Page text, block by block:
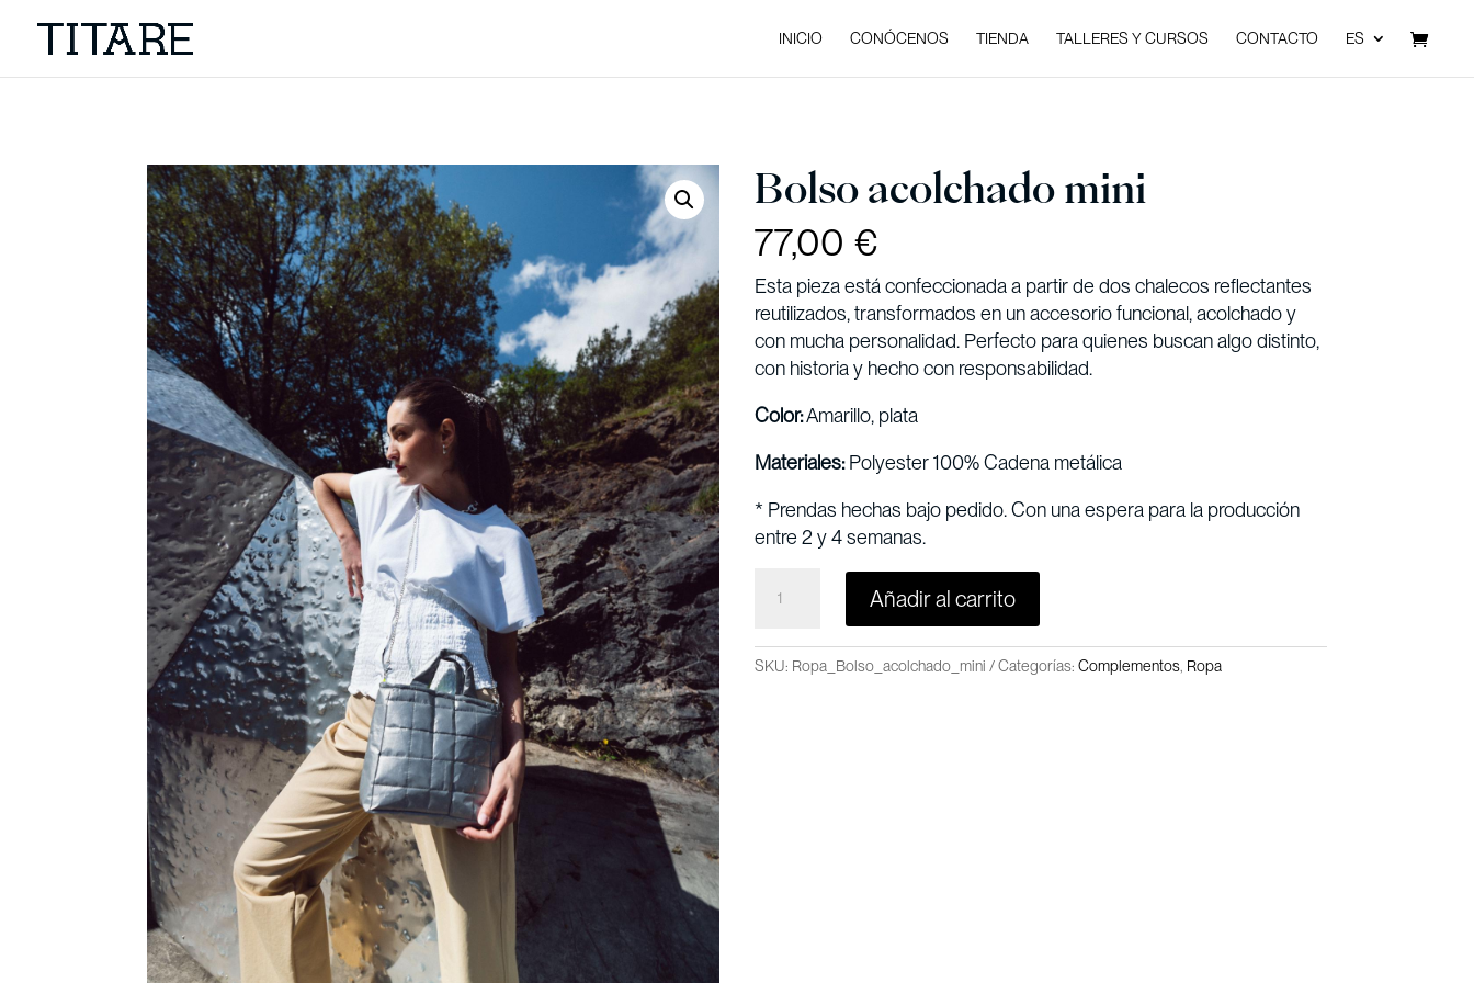
INICIO CONÓCENOS TIENDA TALLERES Y CURSOS CONTACTO ES
Bolso acolchado mini
77,00 €
Esta pieza está confeccionada a partir de dos chalecos reflectantes
reutilizados, transformados en un accesorio funcional, acolchado y
con mucha personalidad. Perfecto para quienes buscan algo distinto,
con historia y hecho con responsabilidad.
Color:Amarillo, plata
Materiales:Polyester 100% Cadena metálica
* Prendas hechas bajo pedido. Con una espera para la producción
entre 2 y 4 semanas.
ACOLCHADO
Añadir al carrito
SKU: Ropa_Bolso_acolchado_mini Categorías:Complementos Ropa